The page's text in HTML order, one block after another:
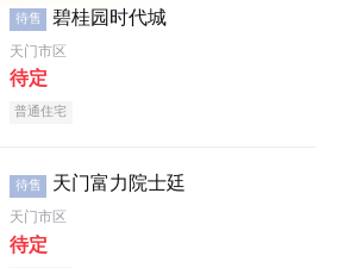
待售 碧桂园时代城
天门市区
待定
普通住宅
待售 天门富力院士廷
天门市区
待定